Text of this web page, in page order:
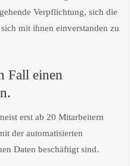
Verpflichtung, sich die
mit ihnen einverstanden zu
Fall einen
erst ab 20 Mitarbeitern
der automatisierten
Daten beschäftigt sind.